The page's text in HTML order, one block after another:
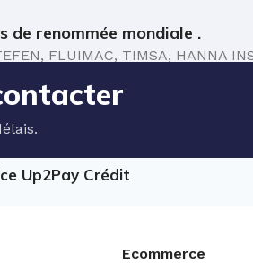
de renommée mondiale .
FLUIMAC, TIMSA, HANNA
Up2Pay Crédit
Ecommerce